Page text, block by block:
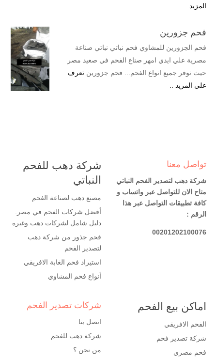
المزيد ..
فحم جزورين
فحم الجزورين للمشاوي فحم نباتي نباتي صناعة
مصرية علي ايدي امهر صناع الفحم في صعيد مصر
حيث نوفر جميع انواع الفحم... فحم جزورين تعرف
علي المزيد ..
تواصل معنا
شركة دهب لتصدير الفحم النباتي
متاح الان للتواصل عبر واتساب و
كافة تطبيقات التواصل عبر هذا
الرقم :
00201202100076
شركة دهب للفحم
النباتي
مصنع دهب لصناعة الفحم
أفضل شركات الفحم في مصر:
دليل شامل لشركات دهب وغيره
فحم جذور من شركة دهب
لتصدير الفحم
استيراد فحم الغابة الافريقي
أنواع فحم المشاوي
اماكن بيع الفحم
الفحم الافريقي
شركة تصدير فحم
فحم مصري
شركات تصدير الفحم
اتصل بنا
شركة دهب للفحم
من نحن ؟